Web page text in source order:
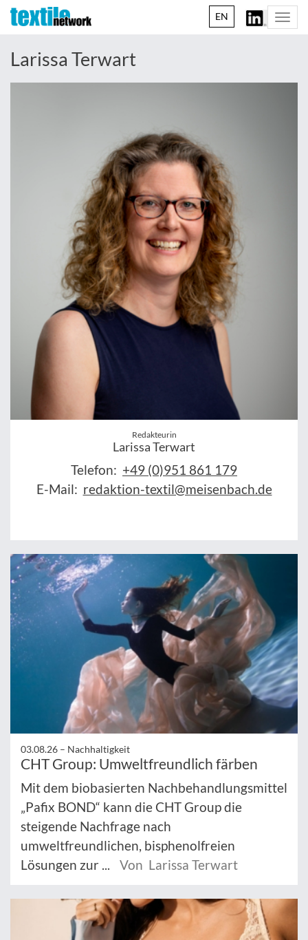
EN
Larissa Terwart
Redakteurin
Larissa Terwart
Telefon: +49 (0)951 861 179
E-Mail: redaktion-textil@meisenbach.de
03.08.26 – Nachhaltigkeit
CHT Group: Umweltfreundlich färben
Mit dem biobasierten Nachbehandlungsmittel
„Pafix BOND“ kann die CHT Group die
steigende Nachfrage nach
umweltfreundlichen, bisphenolfreien
Lösungen zur ...
Von Larissa Terwart